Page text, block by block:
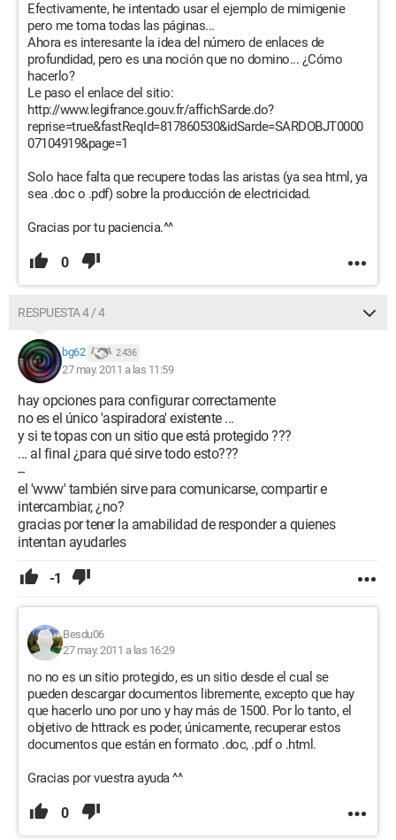
Efectivamente, he intentado usar el ejemplo de mimigenie
pero me toma todas las páginas...
Ahora es interesante la idea del número de enlaces de
profundidad, pero es una noción que no domino... ¿Cómo
hacerlo?
Le paso el enlace del sitio:
http://www.legifrance.gouv.fr/affichSarde.do?
reprise=true&fastReqId=817860530&idSarde=SARDOBJT0000
07104919&page=1
Solo hace falta que recupere todas las aristas (ya sea html, ya
sea .doc o .pdf) sobre la producción de electricidad.
Gracias por tu paciencia.^^
0
RESPUESTA 4 / 4
bg62 2 436
27 may. 2011 a las 11:59
hay opciones para configurar correctamente
no es el único 'aspiradora' existente ...
y si te topas con un sitio que está protegido ???
... al final ¿para qué sirve todo esto???
--
el 'www' también sirve para comunicarse, compartir e
intercambiar, ¿no?
gracias por tener la amabilidad de responder a quienes
intentan ayudarles
-1
Besdu06
27 may. 2011 a las 16:29
no no es un sitio protegido, es un sitio desde el cual se
pueden descargar documentos libremente, excepto que hay
que hacerlo uno por uno y hay más de 1500. Por lo tanto, el
objetivo de httrack es poder, únicamente, recuperar estos
documentos que están en formato .doc, .pdf o .html.
Gracias por vuestra ayuda ^^
0